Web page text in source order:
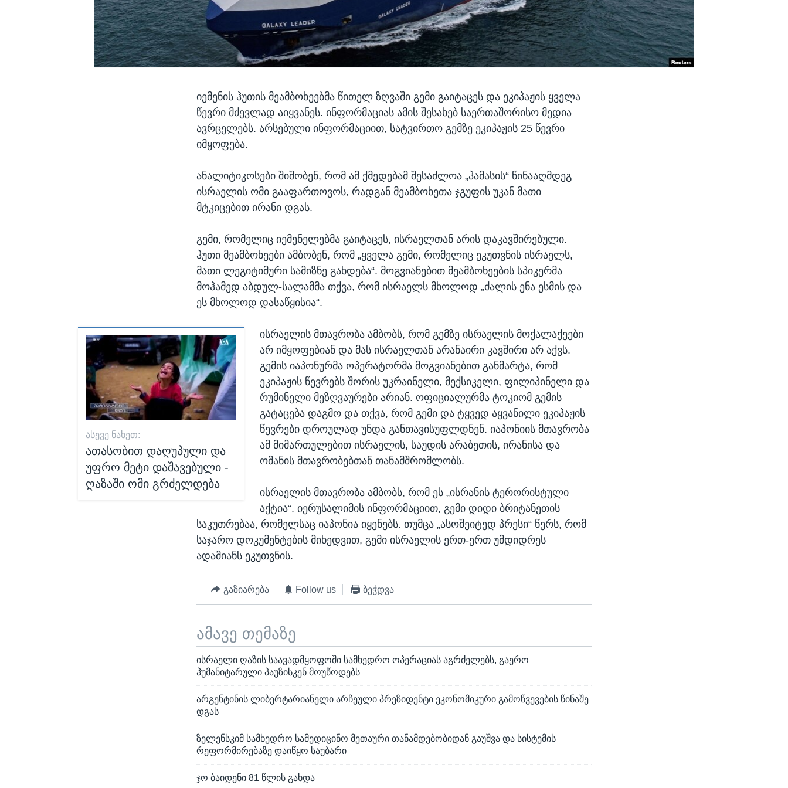
იემენის ჰუთის მეამბოხეებმა წითელ ზღვაში გემი გაიტაცეს და ეკიპაჟის ყველა
წევრი მძევლად აიყვანეს. ინფორმაციას ამის შესახებ საერთაშორისო მედია
ავრცელებს. არსებული ინფორმაციით, სატვირთო გემზე ეკიპაჟის 25 წევრი
იმყოფება.
ანალიტიკოსები შიშობენ, რომ ამ ქმედებამ შესაძლოა „ჰამასის“ წინააღმდეგ
ისრაელის ომი გააფართოვოს, რადგან მეამბოხეთა ჯგუფის უკან მათი
მტკიცებით ირანი დგას.
გემი, რომელიც იემენელებმა გაიტაცეს, ისრაელთან არის დაკავშირებული.
ჰუთი მეამბოხეები ამბობენ, რომ „ყველა გემი, რომელიც ეკუთვნის ისრაელს,
მათი ლეგიტიმური სამიზნე გახდება“. მოგვიანებით მეამბოხეების სპიკერმა
მოჰამედ აბდულ-სალამმა თქვა, რომ ისრაელს მხოლოდ „ძალის ენა ესმის და
ეს მხოლოდ დასაწყისია“.
ᲐᲡᲔᲕᲔ ᲜᲐᲮᲔᲗ:
ათასობით დაღუპული და
უფრო მეტი დაშავებული -
ღაზაში ომი გრძელდება
ისრაელის მთავრობა ამბობს, რომ გემზე ისრაელის მოქალაქეები
არ იმყოფებიან და მას ისრაელთან არანაირი კავშირი არ აქვს.
გემის იაპონურმა ოპერატორმა მოგვიანებით განმარტა, რომ
ეკიპაჟის წევრებს შორის უკრაინელი, მექსიკელი, ფილიპინელი და
რუმინელი მეზღვაურები არიან. ოფიციალურმა ტოკიომ გემის
გატაცება დაგმო და თქვა, რომ გემი და ტყვედ აყვანილი ეკიპაჟის
წევრები დროულად უნდა განთავისუფლდნენ. იაპონიის მთავრობა
ამ მიმართულებით ისრაელის, საუდის არაბეთის, ირანისა და
ომანის მთავრობებთან თანამშრომლობს.
ისრაელის მთავრობა ამბობს, რომ ეს „ისრანის ტერორისტული
აქტია“. იერუსალიმის ინფორმაციით, გემი დიდი ბრიტანეთის
საკუთრებაა, რომელსაც იაპონია იყენებს. თუმცა „ასოშეიტედ პრესი“ წერს, რომ
საჯარო დოკუმენტების მიხედვით, გემი ისრაელის ერთ-ერთ უმდიდრეს
ადამიანს ეკუთვნის.
გაზიარება Follow us ბეჭდვა
ამავე თემაზე
ისრაელი ღაზის საავადმყოფოში სამხედრო ოპერაციას აგრძელებს, გაერო
ჰუმანიტარული პაუზისკენ მოუწოდებს
არგენტინის ლიბერტარიანელი არჩეული პრეზიდენტი ეკონომიკური გამოწვევების წინაშე
დგას
ზელენსკიმ სამხედრო სამედიცინო მეთაური თანამდებობიდან გაუშვა და სისტემის
რეფორმირებაზე დაიწყო საუბარი
ჯო ბაიდენი 81 წლის გახდა